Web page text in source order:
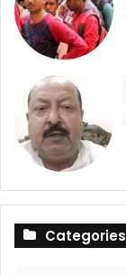
Categories